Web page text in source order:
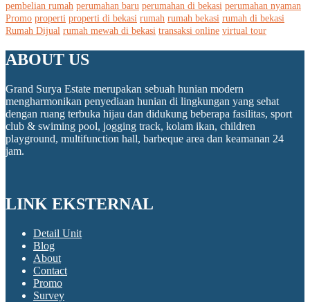
pembelian rumah perumahan baru perumahan di bekasi perumahan nyaman
Promo properti properti di bekasi rumah rumah bekasi rumah di bekasi
Rumah Dijual rumah mewah di bekasi transaksi online virtual tour
ABOUT US
Grand Surya Estate merupakan sebuah hunian modern
mengharmonikan penyediaan hunian di lingkungan yang sehat
dengan ruang terbuka hijau dan didukung beberapa fasilitas, sport
club & swiming pool, jogging track, kolam ikan, children
playground, multifunction hall, barbeque area dan keamanan 24
jam.
LINK EKSTERNAL
Detail Unit
Blog
About
Contact
Promo
Survey